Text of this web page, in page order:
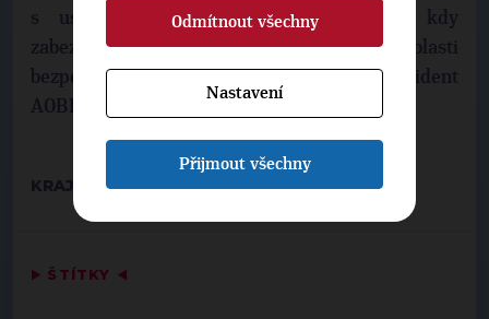
s usnesením vlády ČR z roku 2013, kdy
zabezpečování munice patří mezi podstatné oblasti
bezpečnostních zájmů ČR,“ dodal viceprezident
AOBP Trávníček.
KRAJSKÉ LISTY
▶ ŠTÍTKY ◀
Odmítnout všechny
Nastavení
Přijmout všechny